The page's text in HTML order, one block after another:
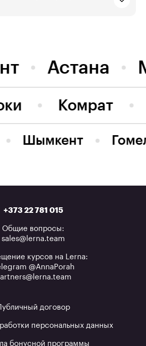
Астана
Комрат
Шымкент
+373 22 781 015
Общие вопросы:
sales@lerna.team
курсов на Lerna:
@AnnaPorah
Публичный договор
персональных данных
бонусной программы